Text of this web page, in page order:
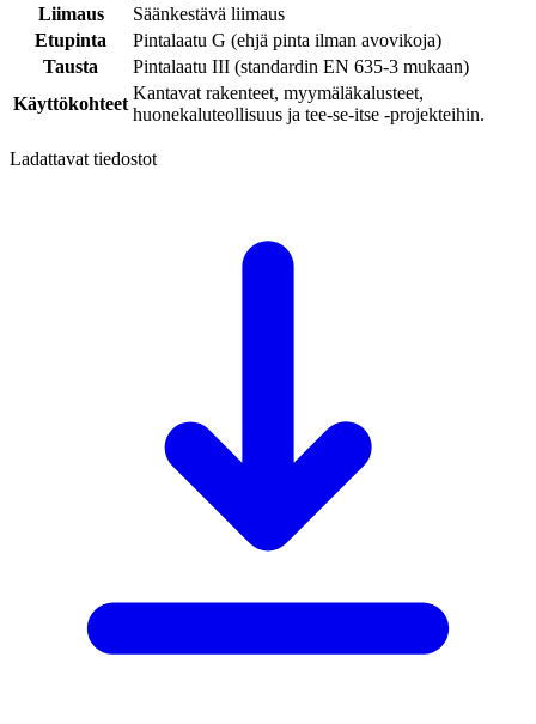
Liimaus
Säänkestävä liimaus
Etupinta
Pintalaatu G (ehjä pinta ilman avovikoja)
Tausta
Pintalaatu III (standardin EN 635-3 mukaan)
Käyttökohteet
Kantavat rakenteet, myymäläkalusteet,
huonekaluteollisuus ja tee-se-itse -projekteihin.
Ladattavat tiedostot